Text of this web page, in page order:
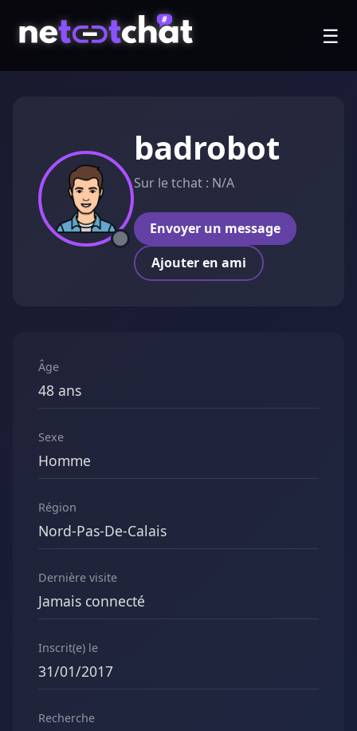
☰
badrobot
Sur le tchat : N/A
Envoyer un message
Ajouter en ami
Âge
48 ans
Sexe
Homme
Région
Nord-Pas-De-Calais
Dernière visite
Jamais connecté
Inscrit(e) le
31/01/2017
Recherche